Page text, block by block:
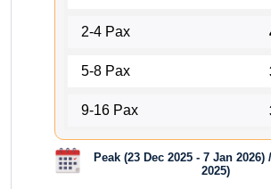
2-4 Pax
5-8 Pax
9-16 Pax
Peak (23 Dec 2025 - 7 Jan 2026)
2025)